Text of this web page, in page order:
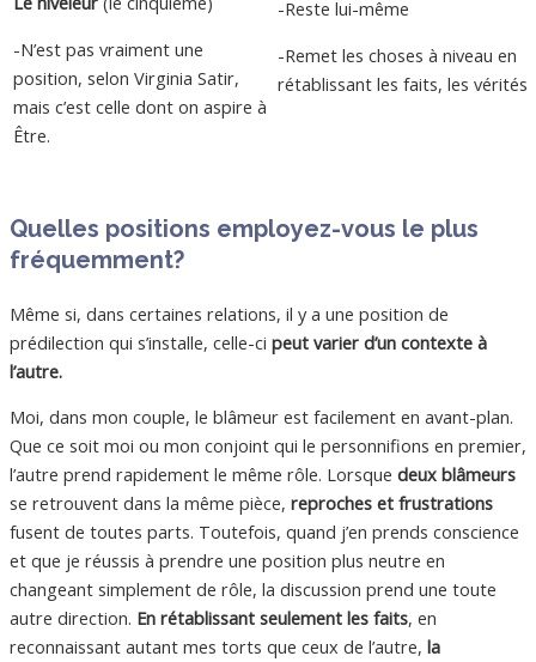
-N’est pas vraiment une
position, selon Virginia Satir,
mais c’est celle dont on aspire à
Être.
-Reste lui-même
-Remet les choses à niveau en
rétablissant les faits, les vérités
Quelles positions employez-vous le plus
fréquemment?
Même si, dans certaines relations, il y a une position de
prédilection qui s’installe, celle-ci peut varier d’un contexte à
l’autre.
Moi, dans mon couple, le blâmeur est facilement en avant-plan.
Que ce soit moi ou mon conjoint qui le personnifions en premier,
l’autre prend rapidement le même rôle. Lorsque deux blâmeurs
se retrouvent dans la même pièce, reproches et frustrations
fusent de toutes parts. Toutefois, quand j’en prends conscience
et que je réussis à prendre une position plus neutre en
changeant simplement de rôle, la discussion prend une toute
autre direction. En rétablissant seulement les faits, en
reconnaissant autant mes torts que ceux de l’autre, la